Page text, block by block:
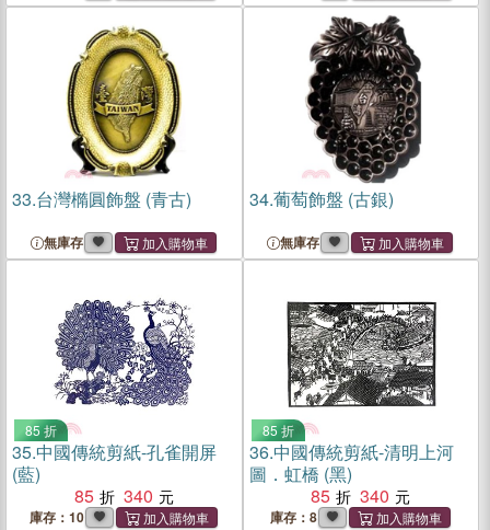
33.台灣橢圓飾盤 (青古)
無庫存
34.葡萄飾盤 (古銀)
無庫存
85 折
35.中國傳統剪紙-孔雀開屏
(藍)
85
340
庫存：10
85 折
36.中國傳統剪紙-清明上河
圖．虹橋 (黑)
85
340
庫存：8